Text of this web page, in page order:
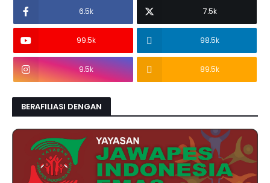
6.5k 7.5k
99.5k 98.5k
9.5k 89.5k
BERAFILIASI DENGAN